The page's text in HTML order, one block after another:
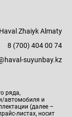
Zhaiyk Almaty
8 (700) 404 00 74
suyunbay.kz
ряда,
автомобиля и
(далее –
листах, носит